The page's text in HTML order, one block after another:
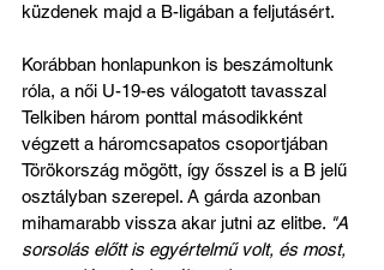
küzdenek majd a B-ligában a feljutásért.
Korábban honlapunkon is beszámoltunk
róla, a női U-19-es válogatott tavasszal
Telkiben három ponttal másodikként
végzett a háromcsapatos csoportjában
Törökország mögött, így ősszel is a B jelű
osztályban szerepel. A gárda azonban
mihamarabb vissza akar jutni az elitbe. "A
sorsolás előtt is egyértelmű volt, és most,